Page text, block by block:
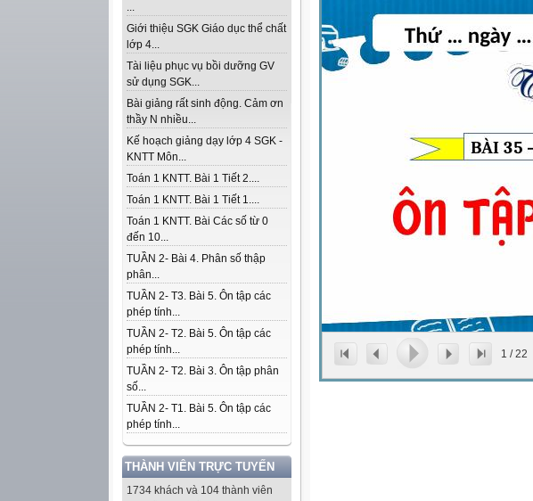
...
Giới thiệu SGK Giáo dục thể chất
lớp 4...
Tài liệu phục vụ bồi dưỡng GV
sử dụng SGK...
Bài giảng rất sinh động. Cảm ơn
thầy N nhiều...
Kế hoạch giảng dạy lớp 4 SGK -
KNTT Môn...
Toán 1 KNTT. Bài 1 Tiết 2....
Toán 1 KNTT. Bài 1 Tiết 1....
Toán 1 KNTT. Bài Các số từ 0
đến 10...
TUẦN 2- Bài 4. Phân số thập
phân...
TUẦN 2- T3. Bài 5. Ôn tập các
phép tính...
TUẦN 2- T2. Bài 5. Ôn tập các
phép tính...
TUẦN 2- T2. Bài 3. Ôn tập phân
số...
TUẦN 2- T1. Bài 5. Ôn tập các
phép tính...
THÀNH VIÊN TRỰC TUYẾN
1734 khách và 104 thành viên
1 /22